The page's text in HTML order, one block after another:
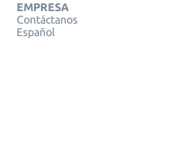
EMPRESA
Contáctanos
Español